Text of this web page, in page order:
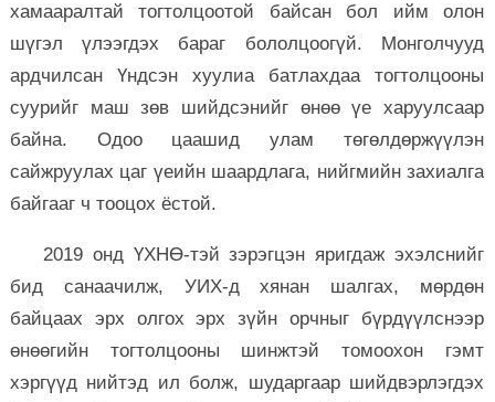
хамааралтай тогтолцоотой байсан бол ийм олон
шүгэл үлээгдэх бараг бололцоогүй. Монголчууд
ардчилсан Үндсэн хуулиа батлахдаа тогтолцооны
суурийг маш зөв шийдсэнийг өнөө үе харуулсаар
байна. Одоо цаашид улам төгөлдөржүүлэн
сайжруулах цаг үеийн шаардлага, нийгмийн захиалга
байгааг ч тооцох ёстой.
2019 онд ҮХНӨ-тэй зэрэгцэн яригдаж эхэлснийг
бид санаачилж, УИХ-д хянан шалгах, мөрдөн
байцаах эрх олгох эрх зүйн орчныг бүрдүүлснээр
өнөөгийн тогтолцооны шинжтэй томоохон гэмт
хэргүүд нийтэд ил болж, шударгаар шийдвэрлэгдэх